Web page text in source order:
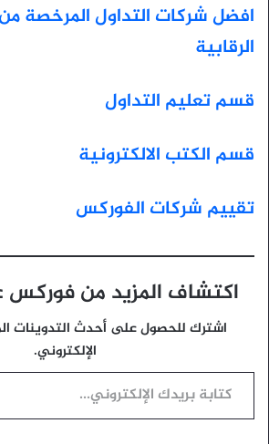
افضل شركات التداول المرخصة
الرقابية
قسم تعليم التداول
قسم الكتب الالكترونية
تقييم شركات الفوركس
اكتشاف المزيد من فوركس
اشترك للحصول على أحدث التدوينات
الإلكتروني.
كتابة بريدك الإلكتروني...